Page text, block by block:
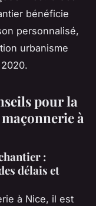
bénéficie
personnalisé,
urbanisme
pour la
à
:
délais et
à Nice, il est